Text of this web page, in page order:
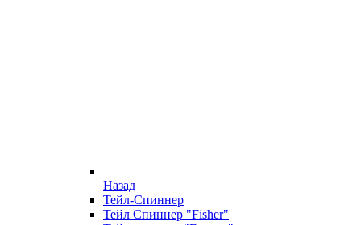
Назад
Тейл-Спиннер
Тейл Спиннер "Fisher"